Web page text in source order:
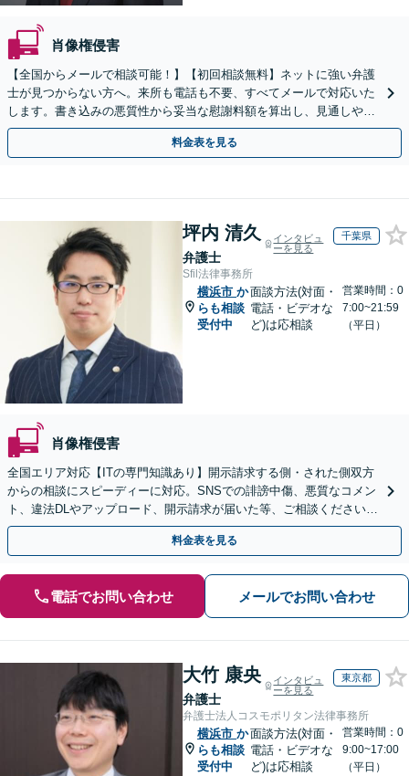
肖像権侵害
【全国からメールで相談可能！】【初回相談無料】ネットに強い弁護
士が見つからない方へ。来所も電話も不要、すべてメールで対応いた
します。書き込みの悪質性から妥当な慰謝料額を算出し、見通しや費
用面のリスクも包み隠さずお伝えしサポートします。
料金表を見る
坪内 清久
弁護士
インタビュ
ーを見る
千葉県
Sfil法律事務所
横浜市 か
らも相談
受付中
面談方法(対面・
電話・ビデオな
ど)は応相談
営業時間：0
7:00~21:59
（平日）
肖像権侵害
全国エリア対応【ITの専門知識あり】開示請求する側・された側双方
からの相談にスピーディーに対応。SNSでの誹謗中傷、悪質なコメン
ト、違法DLやアップロード、開示請求が届いた等、ご相談ください
【WEB面談OK&解決実績豊富】【千葉中央駅4分】
料金表を見る
電話でお問い合わせ メールでお問い合わせ
大竹 康央
弁護士
インタビュ
ーを見る
東京都
弁護士法人コスモポリタン法律事務所
横浜市 か
らも相談
受付中
面談方法(対面・
電話・ビデオな
ど)は応相談
営業時間：0
9:00~17:00
（平日）